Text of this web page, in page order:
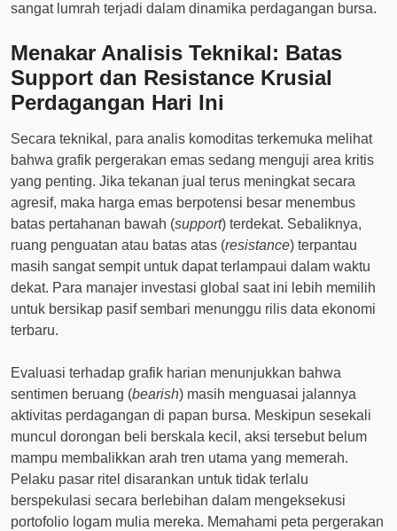
sangat lumrah terjadi dalam dinamika perdagangan bursa.
Menakar Analisis Teknikal: Batas
Support dan Resistance Krusial
Perdagangan Hari Ini
Secara teknikal, para analis komoditas terkemuka melihat
bahwa grafik pergerakan emas sedang menguji area kritis
yang penting. Jika tekanan jual terus meningkat secara
agresif, maka harga emas berpotensi besar menembus
batas pertahanan bawah (support) terdekat. Sebaliknya,
ruang penguatan atau batas atas (resistance) terpantau
masih sangat sempit untuk dapat terlampaui dalam waktu
dekat. Para manajer investasi global saat ini lebih memilih
untuk bersikap pasif sembari menunggu rilis data ekonomi
terbaru.
Evaluasi terhadap grafik harian menunjukkan bahwa
sentimen beruang (bearish) masih menguasai jalannya
aktivitas perdagangan di papan bursa. Meskipun sesekali
muncul dorongan beli berskala kecil, aksi tersebut belum
mampu membalikkan arah tren utama yang memerah.
Pelaku pasar ritel disarankan untuk tidak terlalu
berspekulasi secara berlebihan dalam mengeksekusi
portofolio logam mulia mereka. Memahami peta pergerakan